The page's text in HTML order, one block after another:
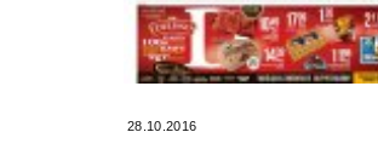
28.10.2016